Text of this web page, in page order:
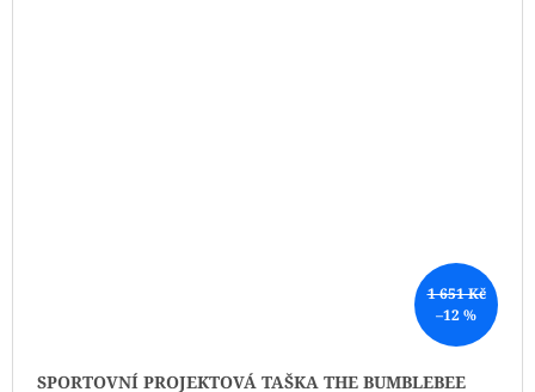
1 651 Kč
–12 %
SPORTOVNÍ PROJEKTOVÁ TAŠKA THE BUMBLEBEE